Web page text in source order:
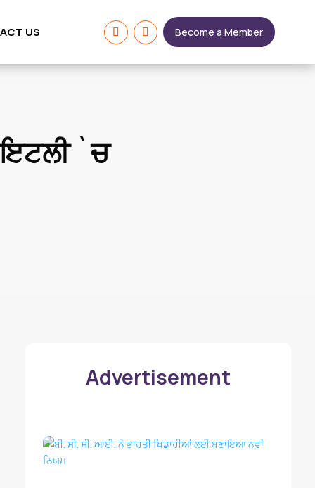
US Become a Member
ਇਟਲੀ `ਚ
Advertisement